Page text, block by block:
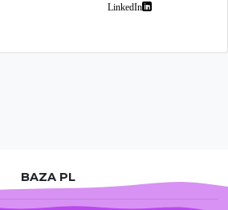
LinkedIn
BAZA PL